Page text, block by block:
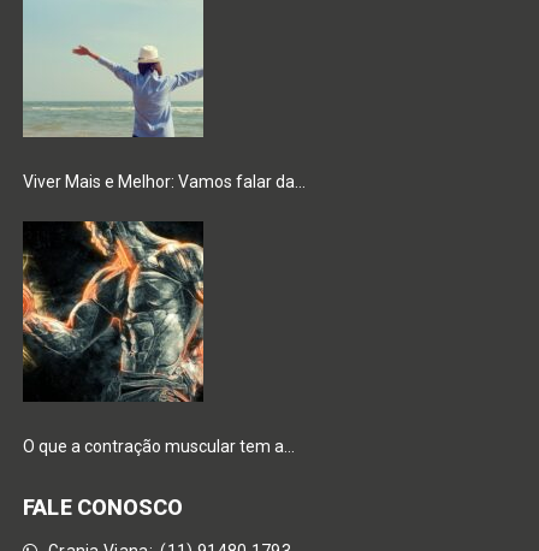
Viver Mais e Melhor: Vamos falar da…
O que a contração muscular tem a…
FALE CONOSCO